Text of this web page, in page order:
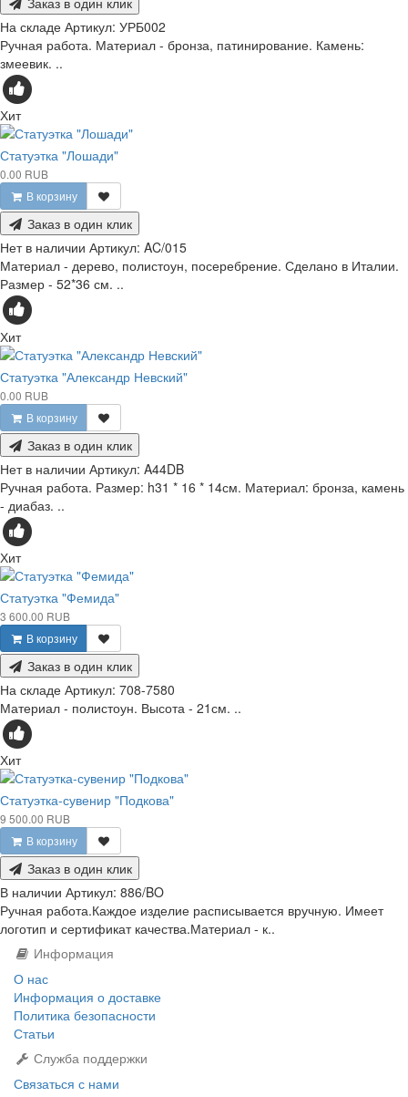
На складе Артикул: УРБ002
Ручная работа. Материал - бронза, патинирование. Камень:
змеевик. ..
Хит
Статуэтка "Лошади"
0.00 RUB
В корзину
Заказ в один клик
Нет в наличии Артикул: AC/015
Материал - дерево, полистоун, посеребрение. Сделано в Италии.
Размер - 52*36 см. ..
Хит
Статуэтка "Александр Невский"
0.00 RUB
В корзину
Заказ в один клик
Нет в наличии Артикул: A44DB
Ручная работа. Размер: h31 * 16 * 14см. Материал: бронза, камень
- диабаз. ..
Хит
Статуэтка "Фемида"
3 600.00 RUB
В корзину
Заказ в один клик
На складе Артикул: 708-7580
Материал - полистоун. Высота - 21см. ..
Хит
Статуэтка-сувенир "Подкова"
9 500.00 RUB
В корзину
Заказ в один клик
В наличии Артикул: 886/BO
Ручная работа.Каждое изделие расписывается вручную. Имеет
логотип и сертификат качества.Материал - к..
Информация
О нас
Информация о доставке
Политика безопасности
Статьи
Служба поддержки
Связаться с нами